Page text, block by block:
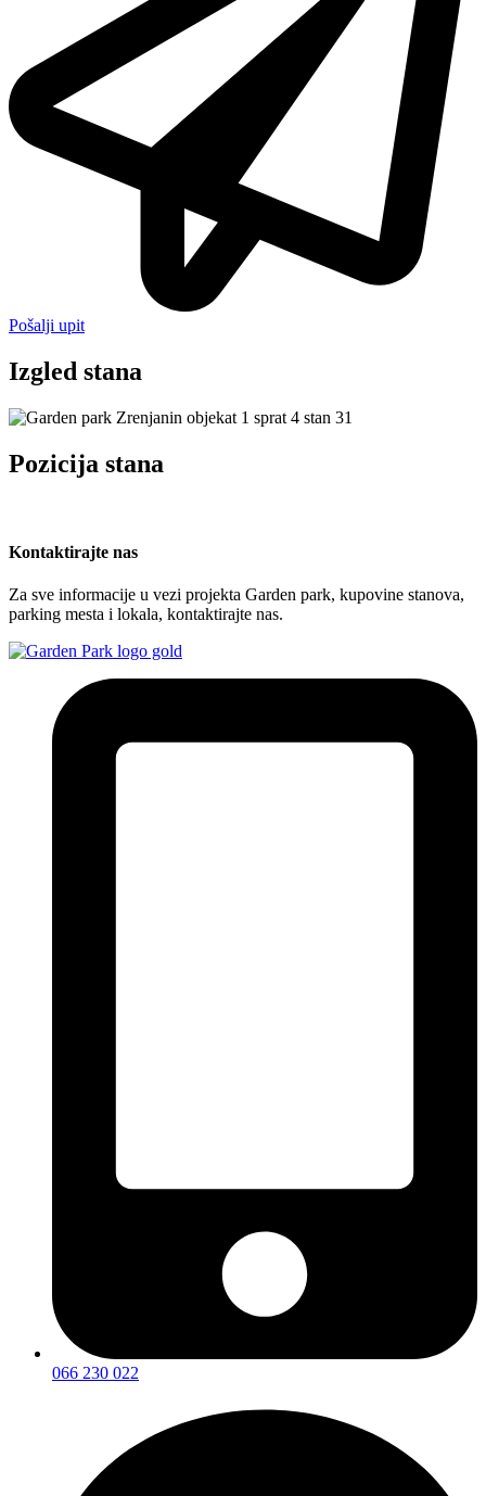
Pošalji upit
Izgled stana
Pozicija stana
Kontaktirajte nas
Za sve informacije u vezi projekta Garden park, kupovine stanova,
parking mesta i lokala, kontaktirajte nas.
066 230 022